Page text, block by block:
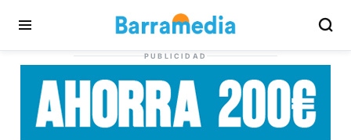
PUBLICIDAD